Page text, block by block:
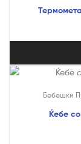
Бебешки
Ќебе